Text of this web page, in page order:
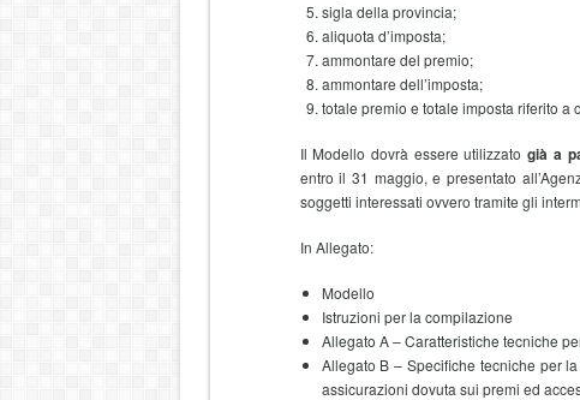
sigla della provincia;
aliquota d’imposta;
ammontare del premio;
ammontare dell’imposta;
totale premio e totale imposta riferito a
Il Modello dovrà essere utilizzatogià a
entro il 31 maggio, e presentato
soggetti interessati ovvero tramite gli
In Allegato:
Modello
Istruzioni per la compilazione
Allegato A – Caratteristiche tecniche
Allegato B – Specifiche tecniche per
assicurazioni dovuta sui premi ed